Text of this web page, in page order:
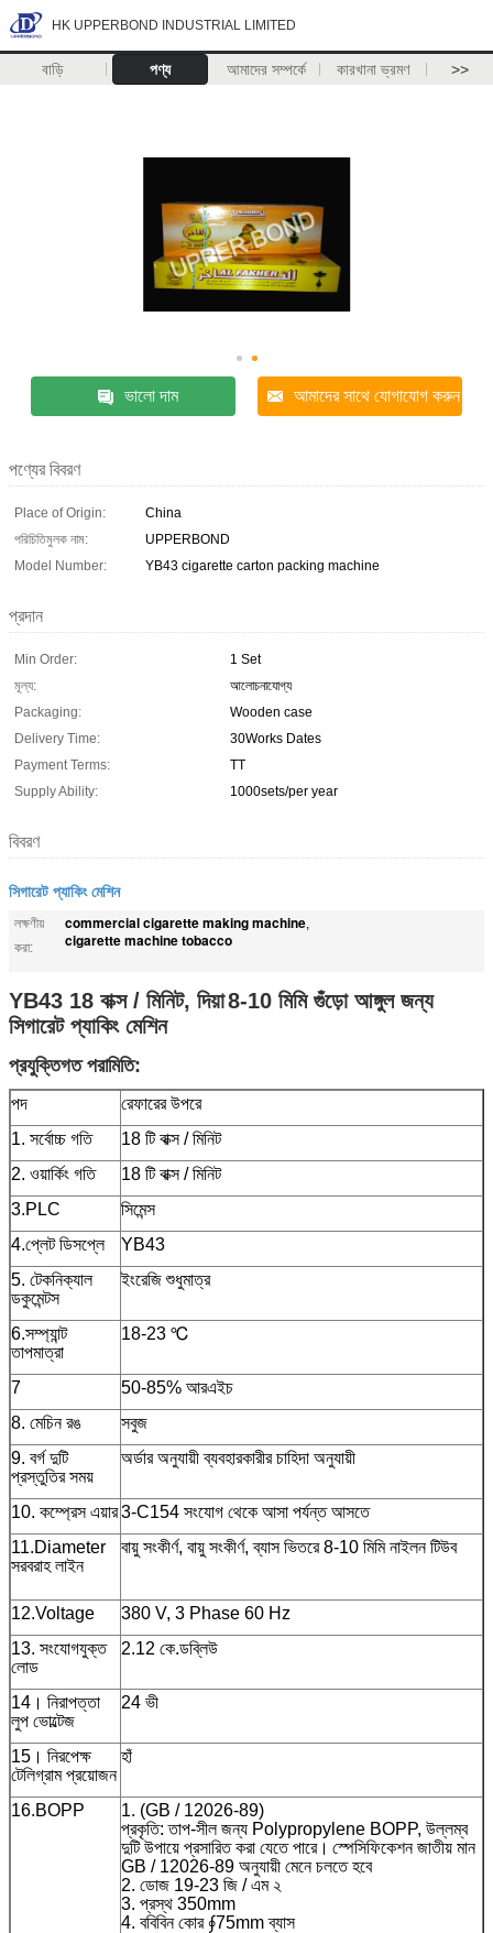
HK UPPERBOND INDUSTRIAL LIMITED
বাড়ি পণ্য আমাদের সম্পর্কে কারখানা ভ্রমণ >>
ভালো দাম আমাদের সাথে যোগাযোগ করুন
পণ্যের বিবরণ
Place of Origin:
China
পরিচিতিমুলক নাম:
UPPERBOND
Model Number:
YB43 cigarette carton packing machine
প্রদান
Min Order:
1 Set
মূল্য:
আলোচনাযোগ্য
Packaging:
Wooden case
Delivery Time:
30Works Dates
Payment Terms:
TT
Supply Ability:
1000sets/per year
বিবরণ
সিগারেট প্যাকিং মেশিন
লক্ষণীয়
করা:
commercial cigarette making machine,
cigarette machine tobacco
YB43 18 বাক্স / মিনিট, দিয়া8-10 মিমি গুঁড়ো আঙ্গুল জন্য
সিগারেট প্যাকিং মেশিন
প্রযুক্তিগত পরামিতি:
পদ
রেফারের উপরে
1. সর্বোচ্চ গতি
18 টি বাক্স / মিনিট
2. ওয়ার্কিং গতি
18 টি বাক্স / মিনিট
3.PLC
সিমেন্স
4.প্লেট ডিসপ্লে
YB43
5. টেকনিক্যাল
ডকুমেন্টস
ইংরেজি শুধুমাত্র
6.সম্প্যান্ট
তাপমাত্রা
18-23 ℃
7
50-85% আরএইচ
8. মেচিন রঙ
সবুজ
9. বর্গ দুটি
প্রস্তুতির সময়
অর্ডার অনুযায়ী ব্যবহারকারীর চাহিদা অনুযায়ী
10. কম্প্রেস এয়ার3-C154 সংযোগ থেকে আসা পর্যন্ত আসতে
11.Diameter
সরবরাহ লাইন
বায়ু সংকীর্ণ, বায়ু সংকীর্ণ, ব্যাস ভিতরে 8-10 মিমি নাইলন টিউব
12.Voltage
380 V, 3 Phase 60 Hz
13. সংযোগযুক্ত
লোড
2.12 কে.ডব্লিউ
14। নিরাপত্তা
লুপ ভোল্টেজ
24 ভী
15। নিরপেক্ষ
টেলিগ্রাম প্রয়োজন
হাঁ
16.BOPP
1. (GB / 12026-89)
প্রকৃতি: তাপ-সীল জন্য Polypropylene BOPP, উল্লম্ব
দুটি উপায়ে প্রসারিত করা যেতে পারে। স্পেসিফিকেশন জাতীয় মান
GB / 12026-89 অনুযায়ী মেনে চলতে হবে
2. ডোজ 19-23 জি / এম ২
3. প্রস্থ 350mm
4. ববিবিন কোর ∮75mm ব্যাস